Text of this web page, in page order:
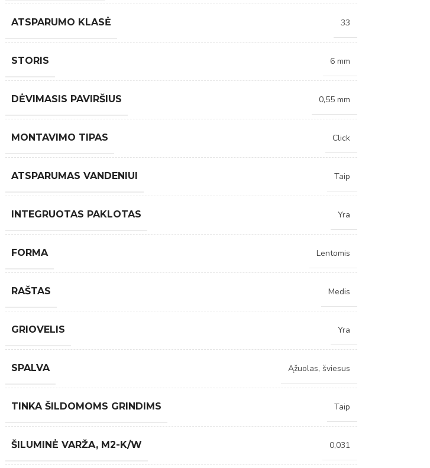
ATSPARUMO KLASĖ 33
STORIS 6 mm
DĖVIMASIS PAVIRŠIUS 0,55 mm
MONTAVIMO TIPAS Click
ATSPARUMAS VANDENIUI Taip
INTEGRUOTAS PAKLOTAS Yra
FORMA Lentomis
RAŠTAS Medis
GRIOVELIS Yra
SPALVA Ąžuolas, šviesus
TINKA ŠILDOMOMS GRINDIMS Taip
ŠILUMINĖ VARŽA, M2-K/W 0,031